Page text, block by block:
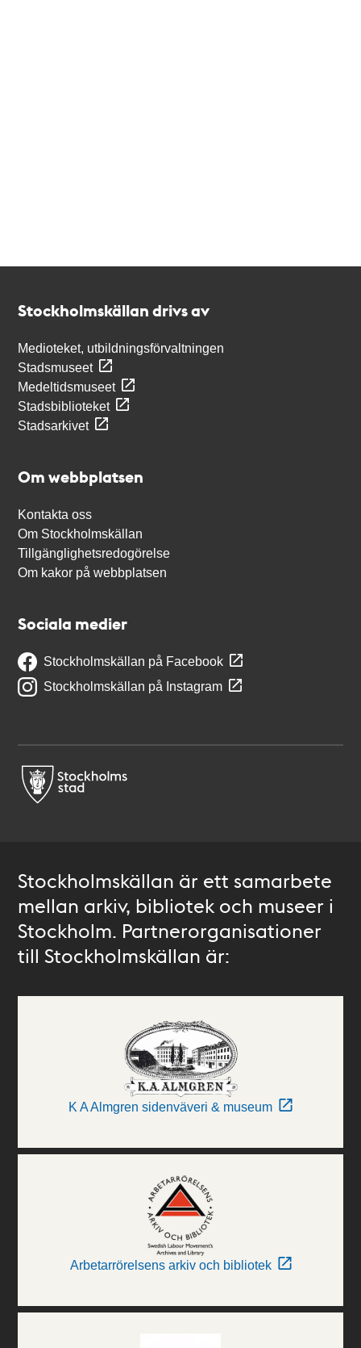
Stockholmskällan drivs av
Medioteket, utbildningsförvaltningen
Stadsmuseet
Medeltidsmuseet
Stadsbiblioteket
Stadsarkivet
Om webbplatsen
Kontakta oss
Om Stockholmskällan
Tillgänglighetsredogörelse
Om kakor på webbplatsen
Sociala medier
Stockholmskällan på Facebook
Stockholmskällan på Instagram
Stockholmskällan är ett samarbete
mellan arkiv, bibliotek och museer i
Stockholm. Partnerorganisationer
till Stockholmskällan är:
K A Almgren sidenväveri & museum
Arbetarrörelsens arkiv och bibliotek